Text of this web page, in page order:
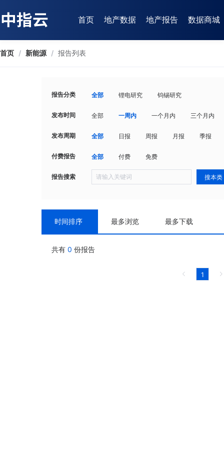
首页 地产数据 地产报告 数据商城
首页 / 新能源 / 报告列表
报告分类 全部 锂电研究 钨锡研究
发布时间 全部 一周内 一个月内 三个月内
发布周期 全部 日报 周报 月报 季报
付费报告 全部 付费 免费
报告搜索 搜本类
时间排序 最多浏览 最多下载
共有 0 份报告
1